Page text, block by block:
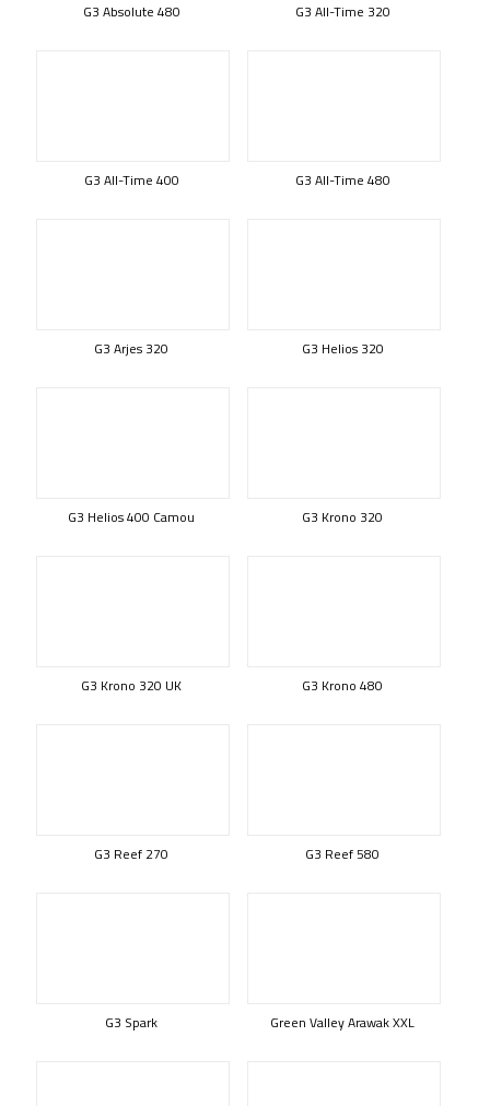
G3 Absolute 480 G3 All-Time 320
G3 All-Time 400 G3 All-Time 480
G3 Arjes 320 G3 Helios 320
G3 Helios 400 Camou G3 Krono 320
G3 Krono 320 UK G3 Krono 480
G3 Reef 270 G3 Reef 580
G3 Spark Green Valley Arawak XXL